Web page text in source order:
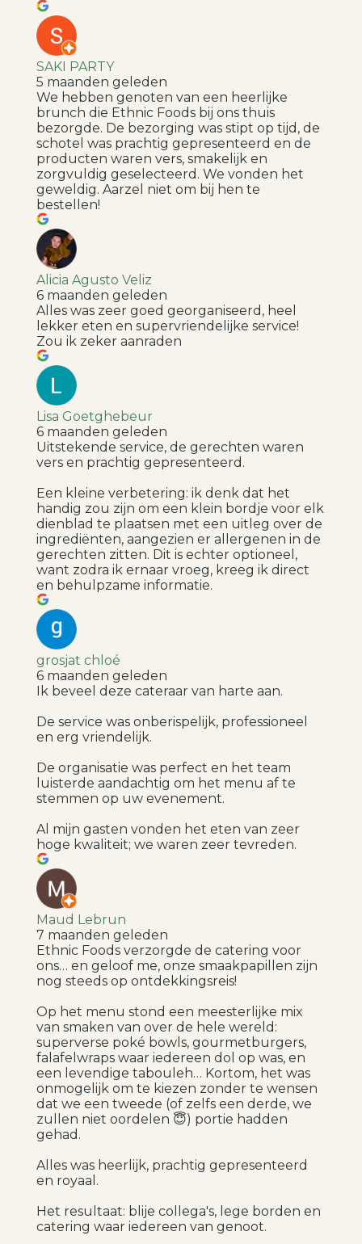
SAKI PARTY
5 maanden geleden
We hebben genoten van een heerlijke
brunch die Ethnic Foods bij ons thuis
bezorgde. De bezorging was stipt op tijd, de
schotel was prachtig gepresenteerd en de
producten waren vers, smakelijk en
zorgvuldig geselecteerd. We vonden het
geweldig. Aarzel niet om bij hen te
bestellen!
Alicia Agusto Veliz
6 maanden geleden
Alles was zeer goed georganiseerd, heel
lekker eten en supervriendelijke service!
Zou ik zeker aanraden
Lisa Goetghebeur
6 maanden geleden
Uitstekende service, de gerechten waren
vers en prachtig gepresenteerd.
Een kleine verbetering: ik denk dat het
handig zou zijn om een ​​klein bordje voor elk
dienblad te plaatsen met een uitleg over de
ingrediënten, aangezien er allergenen in de
gerechten zitten. Dit is echter optioneel,
want zodra ik ernaar vroeg, kreeg ik direct
en behulpzame informatie.
grosjat chloé
6 maanden geleden
Ik beveel deze cateraar van harte aan.
De service was onberispelijk, professioneel
en erg vriendelijk.
De organisatie was perfect en het team
luisterde aandachtig om het menu af te
stemmen op uw evenement.
Al mijn gasten vonden het eten van zeer
hoge kwaliteit; we waren zeer tevreden.
Maud Lebrun
7 maanden geleden
Ethnic Foods verzorgde de catering voor
ons… en geloof me, onze smaakpapillen zijn
nog steeds op ontdekkingsreis!
Op het menu stond een meesterlijke mix
van smaken van over de hele wereld:
superverse poké bowls, gourmetburgers,
falafelwraps waar iedereen dol op was, en
een levendige tabouleh… Kortom, het was
onmogelijk om te kiezen zonder te wensen
dat we een tweede (of zelfs een derde, we
zullen niet oordelen 😇) portie hadden
gehad.
Alles was heerlijk, prachtig gepresenteerd
en royaal.
Het resultaat: blije collega's, lege borden en
catering waar iedereen van genoot.